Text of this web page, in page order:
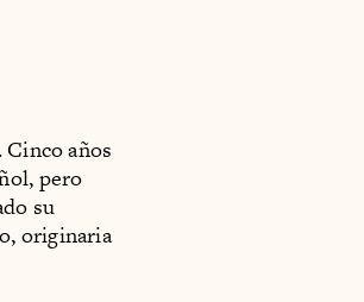
años
pero
su
originaria